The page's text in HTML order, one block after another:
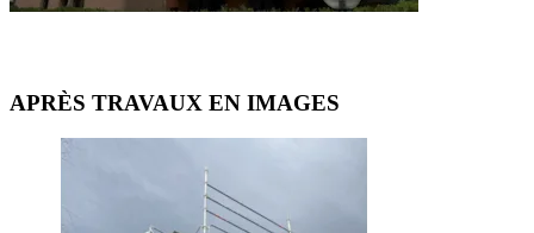
APRÈS TRAVAUX EN IMAGES